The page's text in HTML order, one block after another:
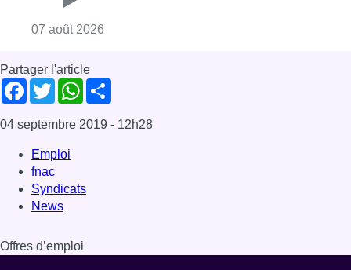
07 août 2026
Partager l'article
Facebook
TwitterWhatsApp
04 septembre 2019 - 12h28
Emploi
fnac
Syndicats
News
Offres d’emploi